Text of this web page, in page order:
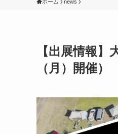
ホーム news
【出展情報
（月）開催）